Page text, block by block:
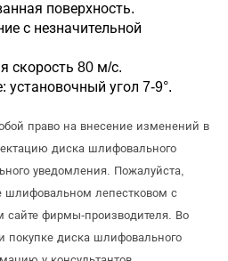
поверхность.
с незначительной
скорость 80 м/с.
установочный угол 7-9°.
право на внесение изменений в
диска шлифовального
уведомления. Пожалуйста,
шлифовальном лепестковом с
фирмы-производителя. Во
покупке диска шлифовального